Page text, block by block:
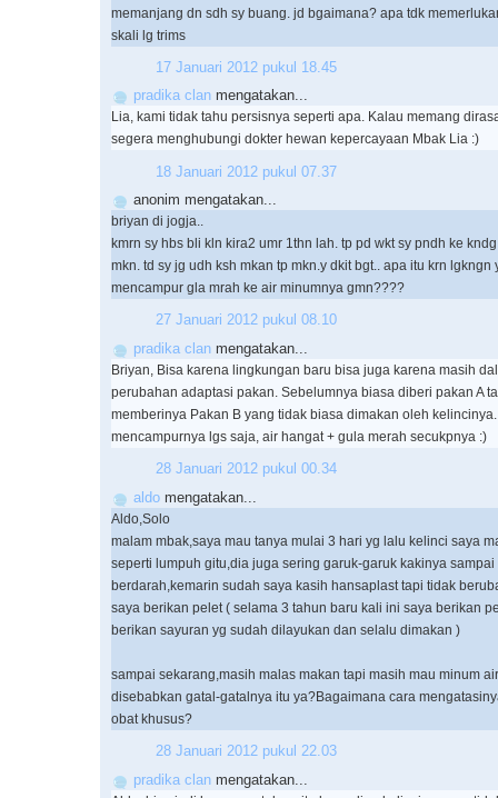
memanjang dn sdh sy buang. jd bgaimana? apa tdk
skali lg trims
17 Januari 2012 pukul 18.45
pradika clan mengatakan...
Lia, kami tidak tahu persisnya seperti apa. Kalau memang
segera menghubungi dokter hewan kepercayaan Mbak Lia :)
18 Januari 2012 pukul 07.37
anonim mengatakan...
briyan di jogja..
kmrn sy hbs bli kln kira2 umr 1thn lah. tp pd wkt sy pndh ke
mkn. td sy jg udh ksh mkan tp mkn.y dkit bgt.. apa itu krn lgkngn
mencampur gla mrah ke air minumnya gmn????
27 Januari 2012 pukul 08.10
pradika clan mengatakan...
Briyan, Bisa karena lingkungan baru bisa juga karena masih
perubahan adaptasi pakan. Sebelumnya biasa diberi pakan A
memberinya Pakan B yang tidak biasa dimakan oleh
mencampurnya lgs saja, air hangat + gula merah secukpnya :)
28 Januari 2012 pukul 00.34
aldo mengatakan...
Aldo,Solo
malam mbak,saya mau tanya mulai 3 hari yg lalu kelinci saya
seperti lumpuh gitu,dia juga sering garuk-garuk kakinya sampai
berdarah,kemarin sudah saya kasih hansaplast tapi tidak
saya berikan pelet ( selama 3 tahun baru kali ini saya berikan
berikan sayuran yg sudah dilayukan dan selalu dimakan )
sampai sekarang,masih malas makan tapi masih mau minum
disebabkan gatal-gatalnya itu ya?Bagaimana cara
obat khusus?
28 Januari 2012 pukul 22.03
pradika clan mengatakan...